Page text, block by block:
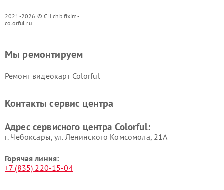
2021-2026 © СЦ chb.fixim-
colorful.ru
Мы ремонтируем
Ремонт видеокарт Colorful
Контакты сервис центра
Адрес сервисного центра Colorful:
г. Чебоксары, ул. Ленинского Комсомола, 21А
Горячая линия:
+7 (835) 220-15-04